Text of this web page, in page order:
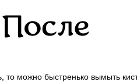
то можно быстренько вымыть